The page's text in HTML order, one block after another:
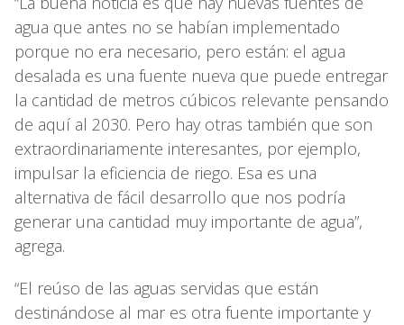
agua que antes no se habían implementado
porque no era necesario, pero están: el agua
desalada es una fuente nueva que puede entregar
la cantidad de metros cúbicos relevante pensando
de aquí al 2030. Pero hay otras también que son
extraordinariamente interesantes, por ejemplo,
impulsar la eficiencia de riego. Esa es una
alternativa de fácil desarrollo que nos podría
generar una cantidad muy importante de agua”,
agrega.
“El reúso de las aguas servidas que están
destinándose al mar es otra fuente importante y